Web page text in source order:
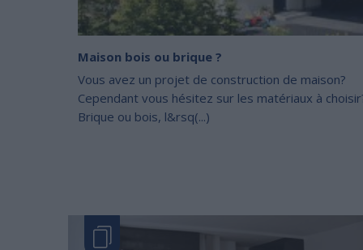
Maison bois ou brique ?
Vous avez un projet de construction de maison?
Cependant vous hésitez sur les matériaux à
Brique ou bois, l&rsq(...)